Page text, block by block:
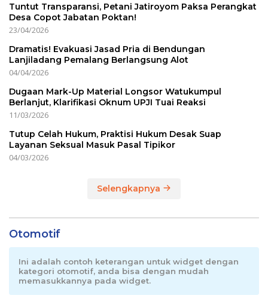
Tuntut Transparansi, Petani Jatiroyom Paksa Perangkat
Desa Copot Jabatan Poktan!
23/04/2026
Dramatis! Evakuasi Jasad Pria di Bendungan
Lanjiladang Pemalang Berlangsung Alot
04/04/2026
Dugaan Mark-Up Material Longsor Watukumpul
Berlanjut, Klarifikasi Oknum UPJI Tuai Reaksi
11/03/2026
Tutup Celah Hukum, Praktisi Hukum Desak Suap
Layanan Seksual Masuk Pasal Tipikor
04/03/2026
Selengkapnya
Otomotif
Ini adalah contoh keterangan untuk widget dengan
kategori otomotif, anda bisa dengan mudah
memasukkannya pada widget.